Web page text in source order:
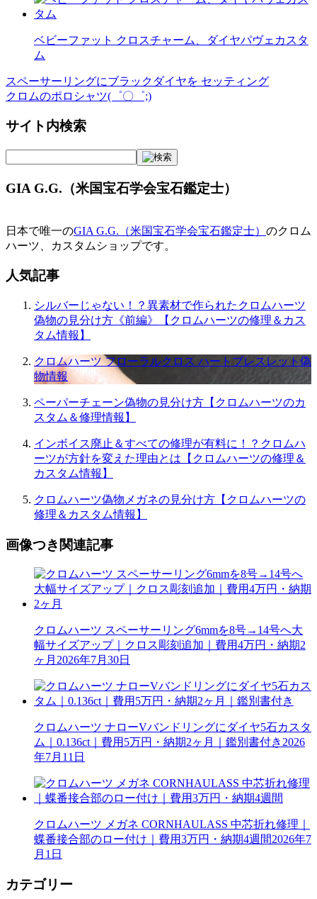
ベビーファット クロスチャーム、ダイヤパヴェカスタ
ム
投
稿
ナ
ビ
ー
シ
ョ
ン
スペーサーリングにブラックダイヤを セッティング
クロムのポロシャツ(゜〇゜;)
サイト内検索
GIA G.G.（米国宝石学会宝石鑑定士）
日本で唯一のGIA G.G.（米国宝石学会宝石鑑定士） のクロム
ハーツ、カスタムショップです。
人気記事
シルバーじゃない！？異素材で作られたクロムハーツ
偽物の見分け方《前編》【クロムハーツの修理＆カス
タム情報】
クロムハーツ フローラルクロス ハートブレスレット偽
物情報
ペーパーチェーン偽物の見分け方【クロムハーツのカ
スタム＆修理情報】
インボイス廃止＆すべての修理が有料に！？クロムハ
ーツが方針を変えた理由とは【クロムハーツの修理＆
カスタム情報】
クロムハーツ偽物メガネの見分け方【クロムハーツの
修理＆カスタム情報】
画像つき関連記事
クロムハーツ スペーサーリング6mmを8号→14号へ大
幅サイズアップ｜クロス彫刻追加｜費用4万円・納期2
ヶ月 2026年7月30日
クロムハーツ ナローVバンドリングにダイヤ5石カスタ
ム｜0.136ct｜費用5万円・納期2ヶ月｜鑑別書付き 2026
年7月11日
クロムハーツ メガネ CORNHAULASS 中芯折れ修理｜
蝶番接合部のロー付け｜費用3万円・納期4週間2026年7
月1日
カテゴリー